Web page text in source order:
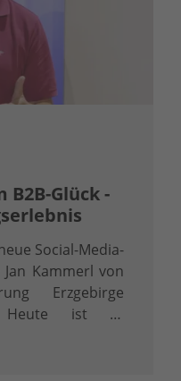
Glück -
Social-Media-
Kammerl von
Erzgebirge
Heute ist er